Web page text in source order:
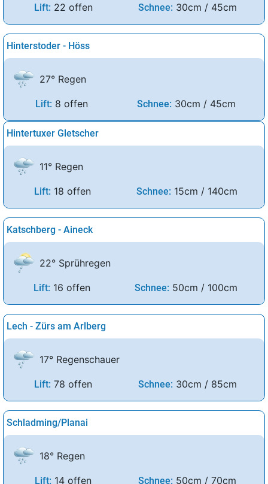
Lift: 22 offen Schnee: 30cm / 45cm
Hinterstoder - Höss
27° Regen
Lift: 8 offen Schnee: 30cm / 45cm
Hintertuxer Gletscher
11° Regen
Lift: 18 offen Schnee: 15cm / 140cm
Katschberg - Aineck
22° Sprühregen
Lift: 16 offen Schnee: 50cm / 100cm
Lech - Zürs am Arlberg
17° Regenschauer
Lift: 78 offen Schnee: 30cm / 85cm
Schladming/Planai
18° Regen
Lift: 14 offen Schnee: 50cm / 70cm